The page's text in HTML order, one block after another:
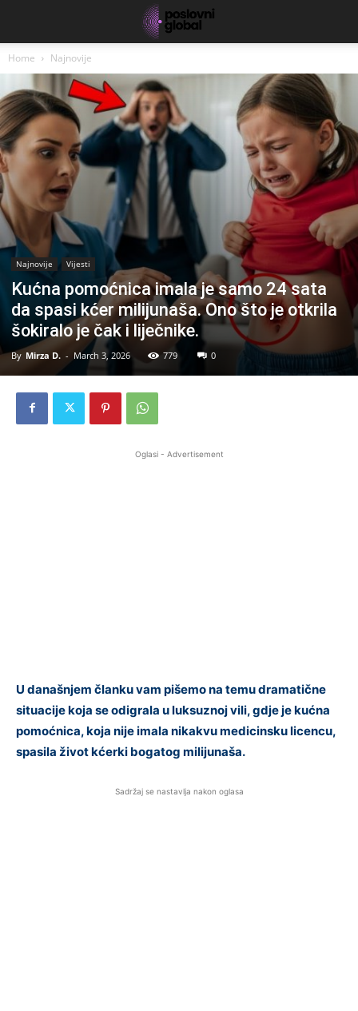
Home Najnovije
Najnovije Vijesti
Kućna pomoćnica imala je samo 24 sata
da spasi kćer milijunaša. Ono što je otkrila
šokiralo je čak i liječnike.
By Mirza D. - March 3, 2026 779 0
Oglasi - Advertisement
U današnjem članku vam pišemo na temu dramatične
situacije koja se odigrala u luksuznoj vili, gdje je kućna
pomoćnica, koja nije imala nikakvu medicinsku licencu,
spasila život kćerki bogatog milijunaša.
Sadržaj se nastavlja nakon oglasa